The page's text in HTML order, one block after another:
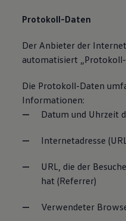
Protokoll-Daten
Der Anbieter der
automatisiert
Die Protokoll-Daten
Informationen:
Datum und Uhrzeit
Internetadresse
URL, die der
hat (Referrer)
Verwendeter